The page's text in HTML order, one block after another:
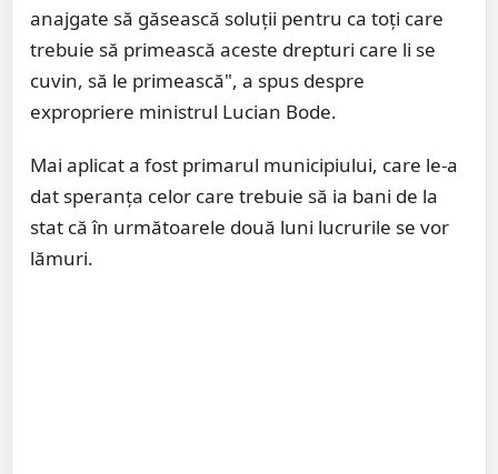
anajgate să găsească soluții pentru ca toți care
trebuie să primească aceste drepturi care li se
cuvin, să le primească", a spus despre
expropriere ministrul Lucian Bode.
Mai aplicat a fost primarul municipiului, care le-a
dat speranța celor care trebuie să ia bani de la
stat că în următoarele două luni lucrurile se vor
lămuri.